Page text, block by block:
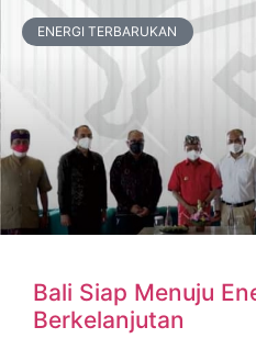
ENERGI TERBARUKAN
Bali Siap Menuju
Berkelanjutan